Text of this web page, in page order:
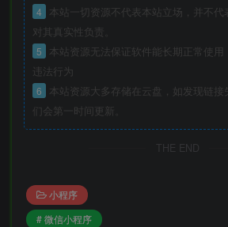
4
本站一切资源不代表本站立场，并不代
对其真实性负责。
5
本站资源无法保证软件能长期正常使用
违法行为
6
本站资源大多存储在云盘，如发现链接
们会第一时间更新。
THE END
小程序
# 微信小程序